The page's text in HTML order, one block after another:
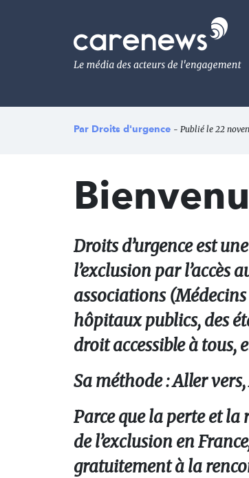
Le
média
de
l'engagement
Par Droits d'urgence - Publié le 22
Droits d’urgence est
l’exclusion par l’accès
associations
hôpitaux publics, des
droit accessible à tous,
Sa méthode : Aller
Parce que la perte et
de l’exclusion en
gratuitement à la